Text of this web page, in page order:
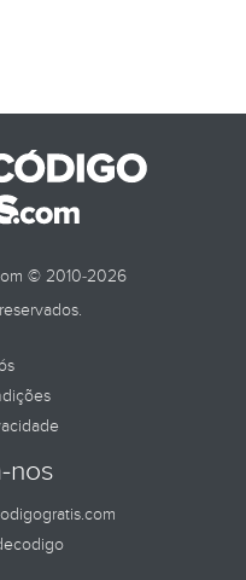
© 2010-2026
nos